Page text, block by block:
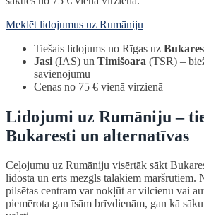
Meklēt lidojumus uz Rumāniju
Tiešais lidojums no Rīgas uz
Jasi (IAS) un Timišoara (TSR) –
savienojumu
Cenas no 75 € vienā virzienā
Lidojumi uz Rumāniju –
Bukaresti un alternatīvas
Ceļojumu uz Rumāniju visērtāk sākt
lidosta un ērts mezgls tālākiem maršrutiem.
pilsētas centram var nokļūt ar vilcienu vai
piemērota gan īsām brīvdienām, gan kā